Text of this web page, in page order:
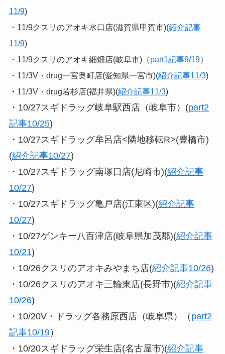
11/9)
・11/9クスリのアオキ水口店(滋賀県甲賀市)(紹介記事
11/9)
・11/9クスリのアオキ細畑店(岐阜市)（part1記事9/19）
・11/3V・drug一宮奥町店(愛知県一宮市)(紹介記事11/3)
・ 11/3V・drug若杉店(福井県)(紹介記事11/3)
・10/27スギドラッグ岐阜駅西店（岐阜市）(part2
記事10/25)
・10/27スギドラッグ牟呂店<隣地移転R>(豊橋市)
(紹介記事10/27)
・10/27スギドラッグ南塚口店(尼崎市)(紹介記事
10/27)
・10/27スギドラッグ亀戸店(江東区)(紹介記事
10/27)
・10/27ゲンキー八百津店(岐阜県加茂郡)(紹介記事
10/21)
・10/26クスリのアオキみやまち店(紹介記事10/26)
・10/26クスリのアオキ三輪東店(長野市)(紹介記事
10/26)
・10/20V・ドラッグ各務原西店（岐阜県）（ part2
記事10/19）
・10/20スギドラッグ栄生店(名古屋市)(紹介記事